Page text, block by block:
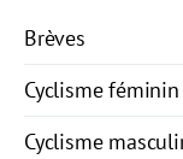
Brèves
Cyclisme féminin
Cyclisme